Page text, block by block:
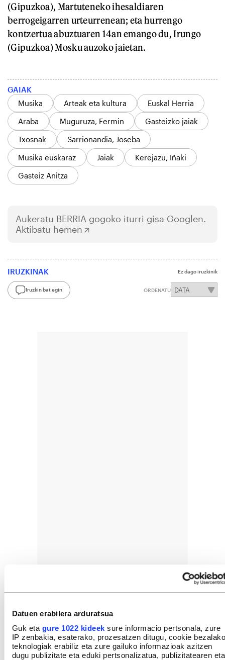
Datuen erabilera arduratsua
Guk eta gure 1022 kideek sure informacio pertsonala, zure
IP zenbakia, esaterako, prozesatzen ditugu, cookie bezalako
teknologiak erabiliz eta zure gailuko informazioak azitzen
dugu publizitate eta eduki pertsonalizatua, publizitatearen eta
(Gipuzkoa), Martuteneko ihesaldiaren
berrogeigarren urteurrenean; eta hurrengo
kontzertua abuztuaren 14an emango du, Irungo
(Gipuzkoa) Mosku auzoko jaietan.
GAIAK
Musika
Arteak eta kultura
Euskal Herria
Araba
Muguruza, Fermin
Gasteizko jaiak
Txosnak
Sarrionandia, Joseba
Musika euskaraz
Jaiak
Kerejazu, Iñaki
Gasteiz Anitza
Aukeratu BERRIA gogoko iturri gisa Googlen.
Aktibatu hemen
IRUZKINAK Ez dago iruzkinik
Iruzkin bat egin ORDENATU